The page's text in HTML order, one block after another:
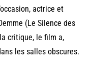
actrice et
(Le Silence des
critique, le film a,
les salles obscures.